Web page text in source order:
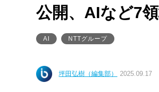
公開、AIなど7
AI NTTグループ
坪田弘樹（編集部） 2025.09.17